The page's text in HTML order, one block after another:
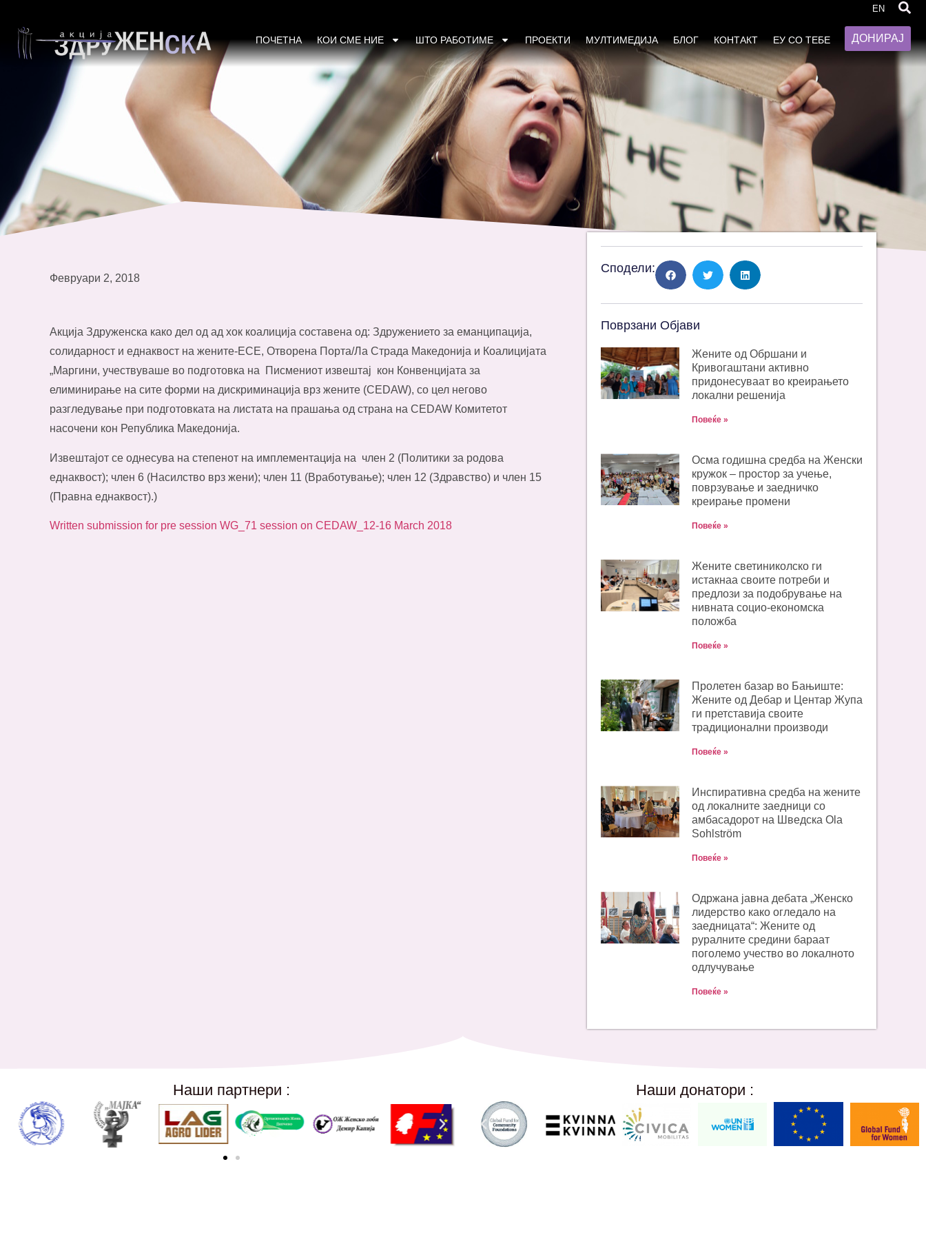
EN
ПОЧЕТНА КОИ СМЕ НИЕ ШТО РАБОТИМЕ ПРОЕКТИ МУЛТИМЕДИЈА БЛОГ КОНТАКТ ЕУ СО ТЕБЕ ДОНИРАЈ
Февруари 2, 2018
Акција Здруженска како дел од ад хок коалиција составена од: Здружението за еманципација,
солидарност и еднаквост на жените-ЕСЕ, Отворена Порта/Ла Страда Македонија и Коалицијата
„Маргини, учествуваше во подготовка на Писмениот извештај кон Конвенцијата за
елиминирање на сите форми на дискриминација врз жените (CEDAW), со цел негово
разгледување при подготовката на листата на прашања од страна на CEDAW Комитетот
насочени кон Република Македонија.
Извештајот се однесува на степенот на имплементација на член 2 (Политики за родова
еднаквост); член 6 (Насилство врз жени); член 11 (Вработување); член 12 (Здравство) и член 15
(Правна еднаквост).)
Written submission for pre session WG_71 session on CEDAW_12-16 March 2018
Сподели:
Поврзани Објави
Жените од Обршани и
Кривогаштани активно
придонесуваат во креирањето
локални решенија
Повеќе »
Oсма годишна средба на Женски
кружок – простор за учење,
поврзување и заедничко
креирање промени
Повеќе »
Жените светиниколско ги
истакнаа своите потреби и
предлози за подобрување на
нивната социо-економска
положба
Повеќе »
Пролетен базар во Бањиште:
Жените од Дебар и Центар Жупа
ги претставија своите
традиционални производи
Повеќе »
Инспиративна средба на жените
од локалните заедници со
амбасадорот на Шведска Ola
Sohlström
Повеќе »
Одржана јавна дебата „Женско
лидерство како огледало на
заедницата“: Жените од
руралните средини бараат
поголемо учество во локалното
одлучување
Повеќе »
Наши партнери : Наши донатори :